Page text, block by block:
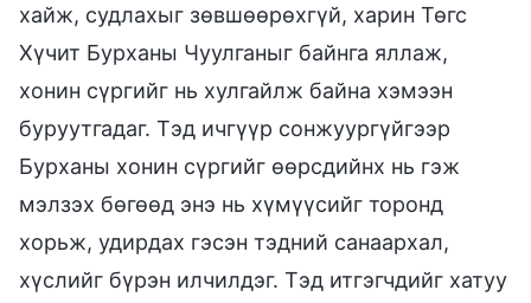
хайж, судлахыг зөвшөөрөхгүй, харин Төгс
Хүчит Бурханы Чуулганыг байнга яллаж,
хонин сүргийг нь хулгайлж байна хэмээн
буруутгадаг. Тэд ичгүүр сонжуургүйгээр
Бурханы хонин сүргийг өөрсдийнх нь гэж
мэлзэх бөгөөд энэ нь хүмүүсийг торонд
хорьж, удирдах гэсэн тэдний санаархал,
хүслийг бүрэн илчилдэг. Тэд итгэгчдийг хатуу